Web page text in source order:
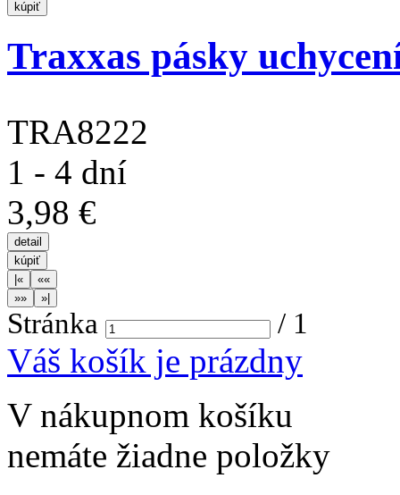
Traxxas pásky
TRA8222
1 - 4 dní
3,98 €
Stránka / 1
Váš košík je prázdny
V nákupnom košíku
nemáte žiadne položky